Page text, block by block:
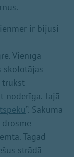
ir bijusi
Vienīgā
skolotājas
trūkst
noderīga. Tajā
”. Sākumā
Tagad
strādā